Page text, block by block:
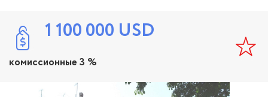
1 100 000 USD
комиссионные 3 %